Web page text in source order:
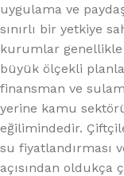
uygulama ve
sınırlı bir yetkiye
kurumlar genellikle
büyük ölçekli
finansman ve
yerine kamu
eğilimindedir.
su fiyatlandırması
açısından oldukça